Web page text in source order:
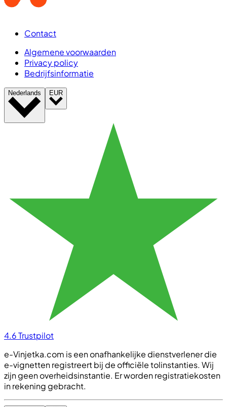
Contact
Algemene voorwaarden
Privacy policy
Bedrijfsinformatie
Nederlands EUR
4.6Trustpilot
e-Vinjetka.com is een onafhankelijke dienstverlener die
e-vignetten registreert bij de officiële tolinstanties. Wij
zijn geen overheidsinstantie. Er worden registratiekosten
in rekening gebracht.